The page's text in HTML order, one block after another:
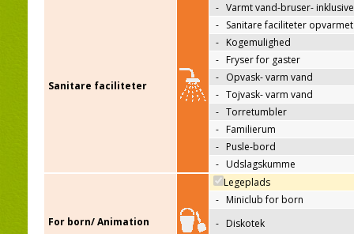
Sanitare faciliteter
- Varmt vand-bruser- inklusive
- Sanitare faciliteter opvarmet
- Kogemulighed
- Fryser for gaster
- Opvask- varm vand
- Tojvask- varm vand
- Torretumbler
- Familierum
- Pusle-bord
- Udslagskumme
For born/ Animation
Legeplads
- Miniclub for born
- Diskotek